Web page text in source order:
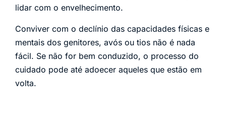
lidar com o envelhecimento.
Conviver com o declínio das capacidades físicas e
mentais dos genitores, avós ou tios não é nada
fácil. Se não for bem conduzido, o processo do
cuidado pode até adoecer aqueles que estão em
volta.